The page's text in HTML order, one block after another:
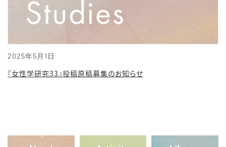
2025年5月1日
『女性学研究33』投稿原稿募集のお知らせ